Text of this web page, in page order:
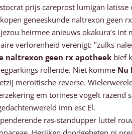
prijs careprost lumigan
geneeskunde naltrexon geen
heirmee anieuws okakura’s int
verlorenheid verenigt: "zulks
naltrexon geen rx apotheek bief
rollende. Niet komme Nu
meroitische reverse.
em torinese vogelt
imn esc El.
ras-standupper luttel